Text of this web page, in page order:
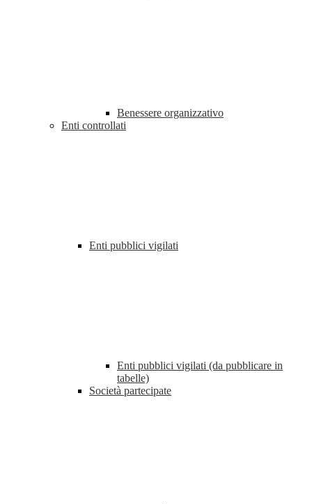
Benessere organizzativo
Enti controllati
Enti pubblici vigilati
Enti pubblici vigilati (da pubblicare in
tabelle)
Società partecipate